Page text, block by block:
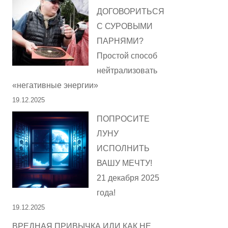
ДОГОВОРИТЬСЯ
С СУРОВЫМИ
ПАРНЯМИ?
Простой способ
нейтрализовать
«негативные энергии»
19.12.2025
ПОПРОСИТЕ
ЛУНУ
ИСПОЛНИТЬ
ВАШУ МЕЧТУ!
21 декабря 2025
года!
19.12.2025
ВРЕДНАЯ ПРИВЫЧКА ИЛИ КАК НЕ